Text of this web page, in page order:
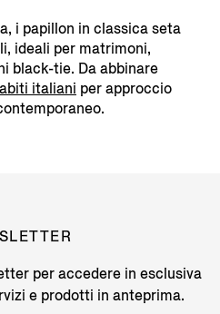
i papillon in classica seta
ideali per matrimoni,
black-tie. Da abbinare
abiti italiani per approccio
per accedere in esclusiva
e prodotti in anteprima.